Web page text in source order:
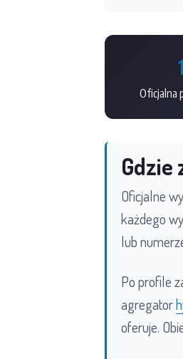
1
Oficjalna
Gdzie
Oficjalne
każdego
lub
Po profile
agregator
oferuje.